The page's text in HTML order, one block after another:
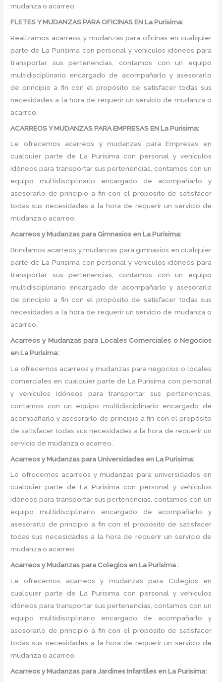
mudanza o acarreo.
FLETES Y MUDANZAS PARA OFICINAS EN La Purisima:
Realizamos acarreos y mudanzas para oficinas en cualquier
parte de La Purisima con personal y vehículos idóneos para
transportar sus pertenencias, contamos con un equipo
multidisciplinario encargado de acompañarlo y asesorarlo
de principio a fin con el propósito de satisfacer todas sus
necesidades a la hora de requerir un servicio de mudanza o
acarreo.
ACARREOS Y MUDANZAS PARA EMPRESAS EN La Purisima:
Le ofrecemos acarreos y mudanzas para Empresas en
cualquier parte de La Purisima con personal y vehículos
idóneos para transportar sus pertenencias, contamos con un
equipo multidisciplinario encargado de acompañarlo y
asesorarlo de principio a fin con el propósito de satisfacer
todas sus necesidades a la hora de requerir un servicio de
mudanza o acarreo.
Acarreos y Mudanzas para Gimnasios en La Purisima:
Brindamos acarreos y mudanzas para gimnasios en cualquier
parte de La Purisima con personal y vehículos idóneos para
transportar sus pertenencias, contamos con un equipo
multidisciplinario encargado de acompañarlo y asesorarlo
de principio a fin con el propósito de satisfacer todas sus
necesidades a la hora de requerir un servicio de mudanza o
acarreo.
Acarreos y Mudanzas para Locales Comerciales o Negocios
en La Purisima:
Le ofrecemos acarreos y mudanzas para negocios o locales
comerciales en cualquier parte de La Purisima con personal
y vehículos idóneos para transportar sus pertenencias,
contamos con un equipo multidisciplinario encargado de
acompañarlo y asesorarlo de principio a fin con el propósito
de satisfacer todas sus necesidades a la hora de requerir un
servicio de mudanza o acarreo.
Acarreos y Mudanzas para Universidades en La Purisima:
Le ofrecemos acarreos y mudanzas para universidades en
cualquier parte de La Purisima con personal y vehículos
idóneos para transportar sus pertenencias, contamos con un
equipo multidisciplinario encargado de acompañarlo y
asesorarlo de principio a fin con el propósito de satisfacer
todas sus necesidades a la hora de requerir un servicio de
mudanza o acarreo.
Acarreos y Mudanzas para Colegios en La Purisima :
Le ofrecemos acarreos y mudanzas para Colegios en
cualquier parte de La Purisima con personal y vehículos
idóneos para transportar sus pertenencias, contamos con un
equipo multidisciplinario encargado de acompañarlo y
asesorarlo de principio a fin con el propósito de satisfacer
todas sus necesidades a la hora de requerir un servicio de
mudanza o acarreo.
Acarreos y Mudanzas para Jardines Infantiles en La Purisima: